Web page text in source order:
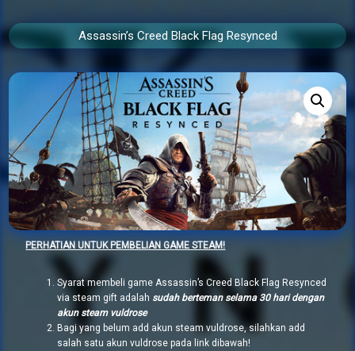
Assassin’s Creed Black Flag Resynced
PERHATIAN UNTUK PEMBELIAN GAME STEAM!
Syarat membeli game Assassin’s Creed Black Flag Resynced
via steam gift adalah sudah berteman selama 30 hari dengan
akun steam vuldrose
Bagi yang belum add akun steam vuldrose, silahkan add
salah satu akun vuldrose pada link dibawah!